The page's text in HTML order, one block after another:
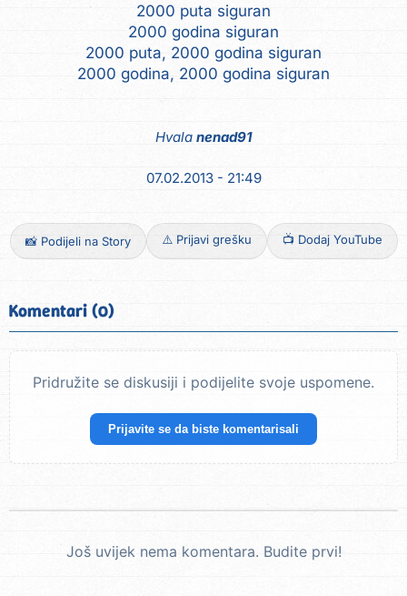
2000 puta siguran
2000 godina siguran
2000 puta, 2000 godina siguran
2000 godina, 2000 godina siguran
Hvala nenad91
07.02.2013 - 21:49
📸 Podijeli na Story ⚠️ Prijavi grešku 📺 Dodaj YouTube
Komentari (0)
Pridružite se diskusiji i podijelite svoje uspomene.
Prijavite se da biste komentarisali
Još uvijek nema komentara. Budite prvi!